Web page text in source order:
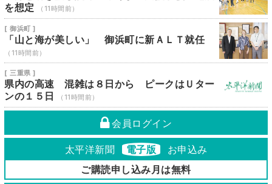
を想定
（11時間前）
[ 御浜町 ]
「山と海が美しい」 御浜町に新ＡＬＴ就任
（11時間前）
[ 三重県 ]
県内の高速 混雑は８日から ピークはＵター
ンの１５日
（11時間前）
会員ログイン
太平洋新聞 電子版
お申込み
ご購読申し込み月は無料